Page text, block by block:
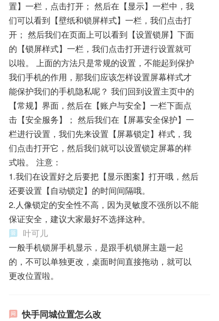
置】一栏，点击打开； 然后在【显示】一栏中，我
们可以看到【壁纸和锁屏样式】一栏，我们点击打
开； 然后我们在页面上可以看到【设置锁屏】下面
的【锁屏样式】一栏，我们点击打开进行设置就可
以啦。 上面的方法只是常规的设置，不能起到保护
我们手机的作用，那我们应该怎样设置屏幕样式才
能保护我们的手机隐私呢？ 我们回到设置主页中的
【常规】界面，然后在【账户与安全】一栏下面点
击【安全服务】； 然后我们在【屏幕安全保护】一
栏进行设置，我们先来设置【屏幕锁定】样式，我
们点击打开它，然后我们就可以设置锁定屏幕的样
式啦。 注意：
1.我们在设置好之后要把【显示图案】打开哦，然后
还要设置【自动锁定】的时间间隔哦。
2.人像锁定的安全性不高，因为灵敏度不强所以不能
保证安全，建议大家最好不选择这种。
叶可儿
一般手机锁屏手机显示，是跟手机锁屏主题一起
的，不可以单独更改，桌面时间直接拖动，就可以
更改位置啦。
快手同城位置怎么改